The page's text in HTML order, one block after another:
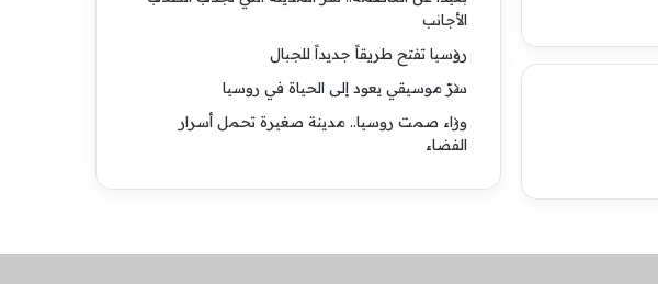
الأجانب
روسيا تفتح طريقاً جديداً للجبال
سرّ موسيقي يعود إلى الحياة في روسيا
وراء صمت روسيا.. مدينة صغيرة تحمل أسرار
الفضاء